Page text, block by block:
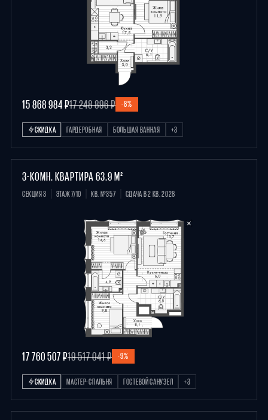
15 868 984 ₽17 248 896 ₽ -8%
СКИДКА ГАРДЕРОБНАЯ БОЛЬШАЯ ВАННАЯ +3
3-КОМН. КВАРТИРА 63.9 М²
СЕКЦИЯ 3 ЭТАЖ 7/10 КВ. №357 СДАЧА В 2 КВ. 2028
17 760 507 ₽19 517 041 ₽ -9%
СКИДКА МАСТЕР-СПАЛЬНЯ ГОСТЕВОЙ САНУЗЕЛ +3